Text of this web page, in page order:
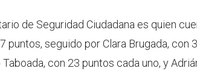
de Seguridad Ciudadana es quien
puntos, seguido por Clara Brugada, con
con 23 puntos cada uno, y